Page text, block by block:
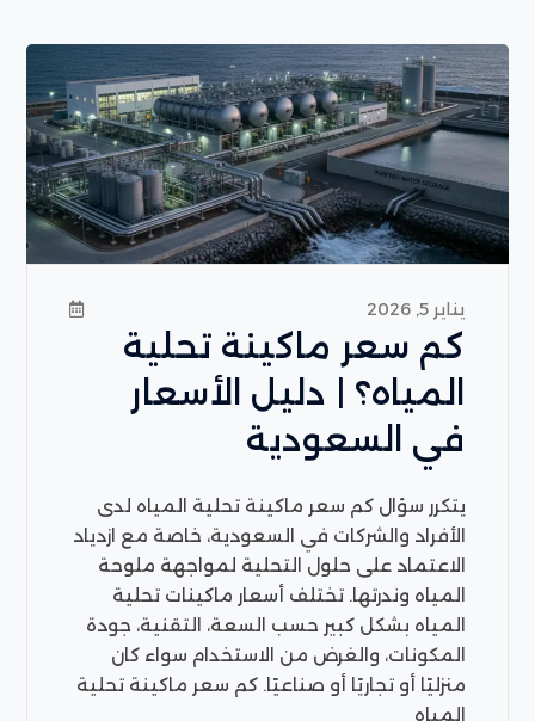
يناير 5, 2026
كم سعر ماكينة تحلية
المياه؟ | دليل الأسعار
في السعودية
يتكرر سؤال كم سعر ماكينة تحلية المياه لدى
الأفراد والشركات في السعودية، خاصة مع ازدياد
الاعتماد على حلول التحلية لمواجهة ملوحة
المياه وندرتها. تختلف أسعار ماكينات تحلية
المياه بشكل كبير حسب السعة، التقنية، جودة
المكونات، والغرض من الاستخدام سواء كان
منزليًا أو تجاريًا أو صناعيًا. كم سعر ماكينة تحلية
المياه